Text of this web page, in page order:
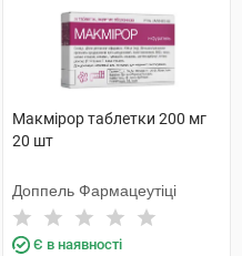
Макмірор таблетки 200 мг
20 шт
Доппель Фармацеутіці
Є в наявності